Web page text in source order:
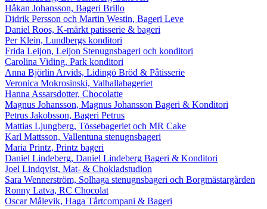
Håkan Johansson, Bageri Brillo
Didrik Persson och Martin Westin, Bageri Leve
Daniel Roos, K-märkt patisserie & bageri
Per Klein, Lundbergs konditori
Frida Leijon, Leijon Stenugnsbageri och konditori
Carolina Viding, Park konditori
Anna Björlin Arvids, Lidingö Bröd & Pâtisserie
Veronica Mokrosinski, Valhallabageriet
Hanna Assarsdotter, Chocolatte
Magnus Johansson, Magnus Johansson Bageri & Konditori
Petrus Jakobsson, Bageri Petrus
Mattias Ljungberg, Tössebageriet och MR Cake
Karl Mattsson, Vallentuna stenugnsbageri
Maria Printz, Printz bageri
Daniel Lindeberg, Daniel Lindeberg Bageri & Konditori
Joel Lindqvist, Mat- & Chokladstudion
Sara Wennerström, Solhaga stenugnsbageri och Borgmästargården
Ronny Latva, RC Chocolat
Oscar Målevik, Haga Tårtcompani & Bageri